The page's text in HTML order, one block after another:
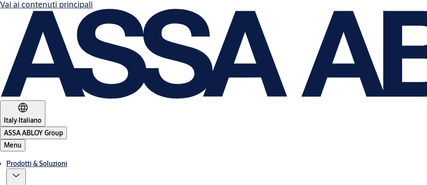
Vai ai contenuti principali
Italy·Italiano
ASSA ABLOY Group
Menu
Prodotti & Soluzioni